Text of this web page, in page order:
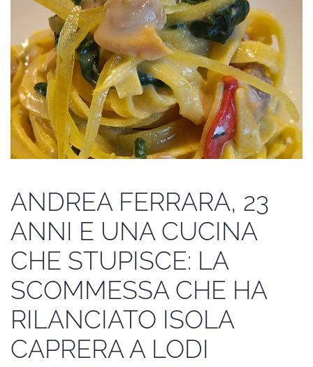
ANDREA FERRARA, 23
ANNI E UNA CUCINA
CHE STUPISCE: LA
SCOMMESSA CHE HA
RILANCIATO ISOLA
CAPRERA A LODI